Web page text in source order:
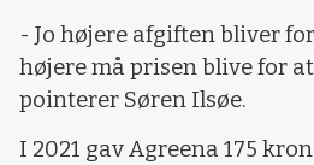
- Jo højere afgiften bliver
højere må prisen blive for
pointerer Søren Ilsøe.
I 2021 gav Agreena 175